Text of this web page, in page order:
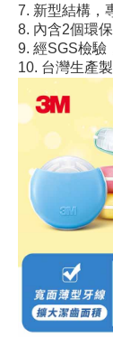
7. 新型結構，
8. 內含2個環
9. 經SGS檢驗
10. 台灣生產